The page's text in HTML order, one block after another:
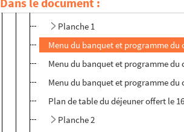
Menu du banquet et programme du
Planche 1
Menu du banquet et programme du
Menu du banquet et programme du
Menu du banquet et programme du
Plan de table du déjeuner offert le
Planche 2